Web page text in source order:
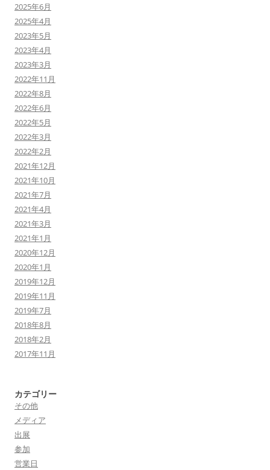
2025年6月
2025年4月
2023年5月
2023年4月
2023年3月
2022年11月
2022年8月
2022年6月
2022年5月
2022年3月
2022年2月
2021年12月
2021年10月
2021年7月
2021年4月
2021年3月
2021年1月
2020年12月
2020年1月
2019年12月
2019年11月
2019年7月
2018年8月
2018年2月
2017年11月
カテゴリー
その他
メディア
出展
参加
営業日